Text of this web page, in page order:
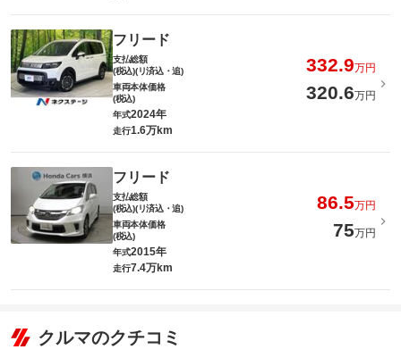
フリード
支払総額
(税込)(リ済込・追)
332.9万円
車両本体価格
(税込)
320.6万円
年式2024年
走行1.6万km
フリード
支払総額
(税込)(リ済込・追)
86.5万円
車両本体価格
(税込)
75万円
年式2015年
走行7.4万km
クルマのクチコミ